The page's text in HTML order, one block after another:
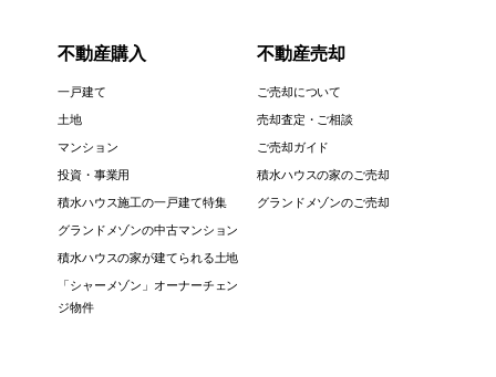
不動産購入
一戸建て
土地
マンション
投資・事業用
積水ハウス施工の一戸建て特集
グランドメゾンの中古マンション
積水ハウスの家が建てられる土地
「シャーメゾン」オーナーチェン
ジ物件
不動産売却
ご売却について
売却査定・ご相談
ご売却ガイド
積水ハウスの家のご売却
グランドメゾンのご売却